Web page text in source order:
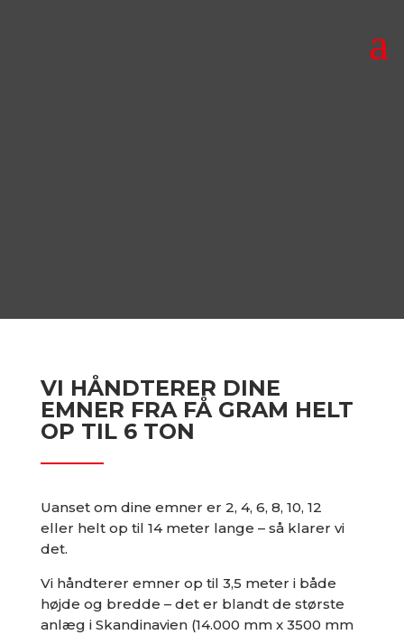
VI HÅNDTERER DINE
EMNER FRA FÅ GRAM HELT
OP TIL 6 TON
Uanset om dine emner er 2, 4, 6, 8, 10, 12
eller helt op til 14 meter lange – så klarer vi
det.
Vi håndterer emner op til 3,5 meter i både
højde og bredde – det er blandt de største
anlæg i Skandinavien (14.000 mm x 3500 mm